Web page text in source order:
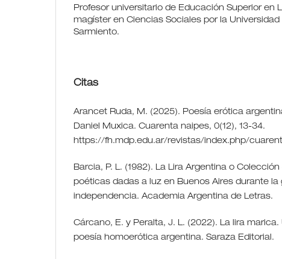
Profesor universitario de Educación Superior en
magíster en Ciencias Sociales por la Universidad
Sarmiento.
Citas
Arancet Ruda, M. (2025). Poesía erótica
Daniel Muxica. Cuarenta naipes, 0(12), 13-34.
https://fh.mdp.edu.ar/revistas/index.php/
Barcia, P. L. (1982). La Lira Argentina o
poéticas dadas a luz en Buenos Aires durante la
independencia. Academia Argentina de Letras.
Cárcano, E. y Peralta, J. L. (2022). La lira
poesía homoerótica argentina. Saraza Editorial.